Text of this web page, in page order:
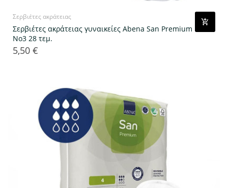
Σερβιέτες ακράτειας
Σερβιέτες ακράτειας γυναικείες Abena San Premium
No3 28 τεμ.
Τιμή
5,50 €